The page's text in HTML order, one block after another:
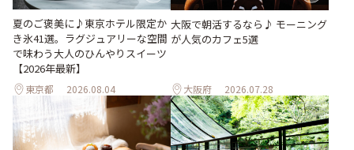
夏のご褒美に♪東京ホテル限定か
き氷41選。ラグジュアリーな空間
で味わう大人のひんやりスイーツ
【2026年最新】
東京都 2026.08.04
大阪で朝活するなら♪ モーニング
が人気のカフェ5選
大阪府 2026.07.28